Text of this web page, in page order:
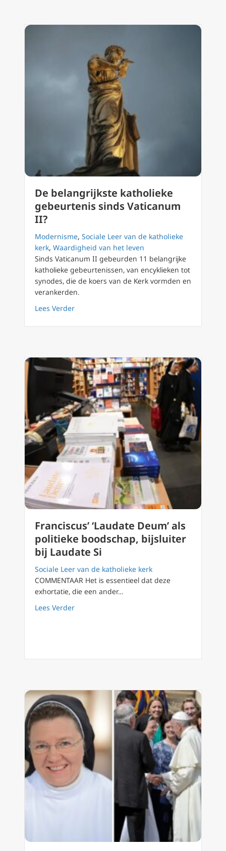
De belangrijkste katholieke
gebeurtenis sinds Vaticanum
II?
Modernisme, Sociale Leer van de katholieke
kerk, Waardigheid van het leven
Sinds Vaticanum II gebeurden 11 belangrijke
katholieke gebeurtenissen, van encyklieken tot
synodes, die de koers van de Kerk vormden en
verankerden.
Lees Verderabout De belangrijkste katholieke
Franciscus’ ‘Laudate Deum’ als
politieke boodschap, bijsluiter
bij Laudate Si
Sociale Leer van de katholieke kerk
COMMENTAAR Het is essentieel dat deze
exhortatie, die een ander…
Lees Verderabout Franciscus’ ‘Laudate Deum’ als